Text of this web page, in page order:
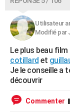
Utilisateur
Modifié par
Le plus beau
cotillard et
Je le conseille a
découvrir
Commenter